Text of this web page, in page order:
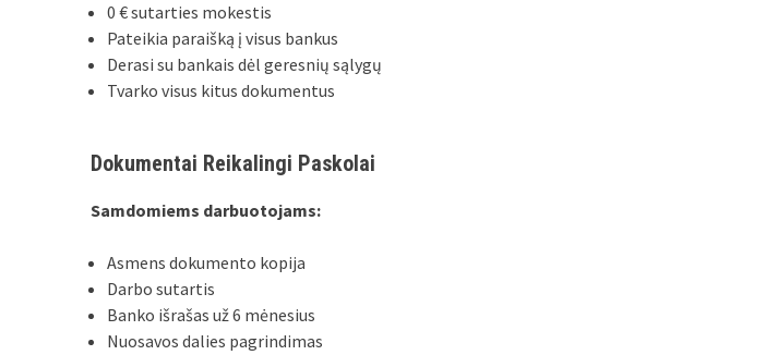
0 € sutarties mokestis
Pateikia paraišką į visus bankus
Derasi su bankais dėl geresnių sąlygų
Tvarko visus kitus dokumentus
Dokumentai Reikalingi Paskolai
Samdomiems darbuotojams:
Asmens dokumento kopija
Darbo sutartis
Banko išrašas už 6 mėnesius
Nuosavos dalies pagrindimas